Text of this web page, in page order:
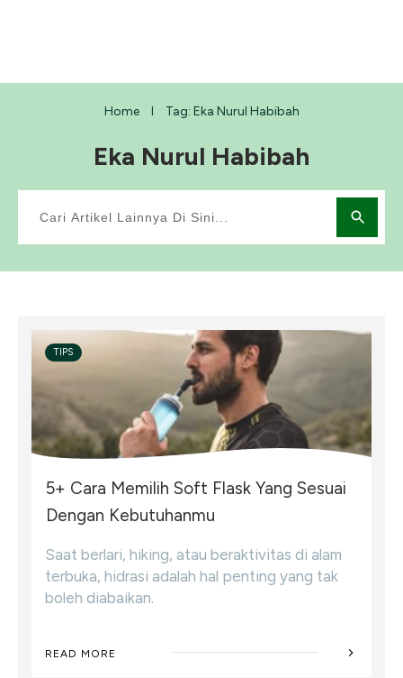
Home Tag: Eka Nurul Habibah
Eka Nurul Habibah
TIPS
5+ Cara Memilih Soft Flask Yang Sesuai
Dengan Kebutuhanmu
Saat berlari, hiking, atau beraktivitas di alam
terbuka, hidrasi adalah hal penting yang tak
boleh diabaikan.
READ MORE